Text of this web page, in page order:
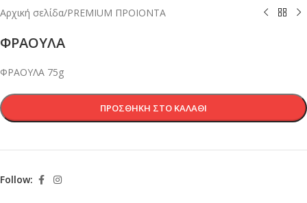
Αρχική σελίδα/PREMIUM ΠΡΟΙΟΝΤΑ
ΦΡΑΟΥΛΑ
ΦΡΑΟΥΛΑ 75g
ΠΡΟΣΘΉΚΗ ΣΤΟ ΚΑΛΆΘΙ
Follow: